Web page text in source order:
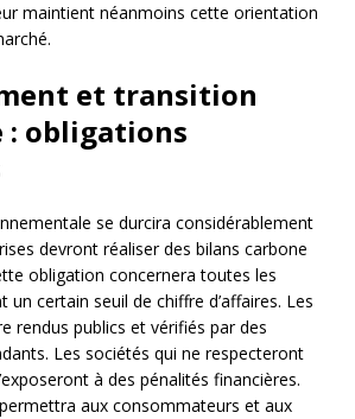
maintient néanmoins cette orientation
et transition
: obligations
se durcira considérablement
devront réaliser des bilans carbone
obligation concernera toutes les
un certain seuil de chiffre d’affaires. Les
rendus publics et vérifiés par des
Les sociétés qui ne respecteront
à des pénalités financières.
aux consommateurs et aux